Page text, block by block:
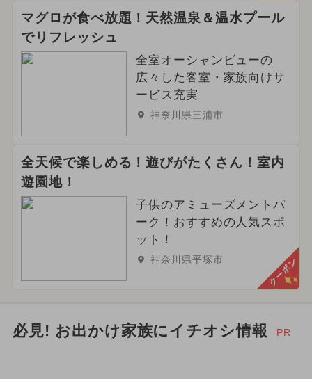
マグロが食べ放題！天然温泉＆温水プール
でリフレッシュ
全室オーシャンビューの
広々した客室・家族向けサ
ービス充実
神奈川県三浦市
全天候で楽しめる！遊びがたくさん！室内
遊園地！
子供のアミューズメントパ
ーク！おすすめの人気スポ
ット！
神奈川県平塚市 クーポン
必見! お出かけ家族にイチオシ情報 PR